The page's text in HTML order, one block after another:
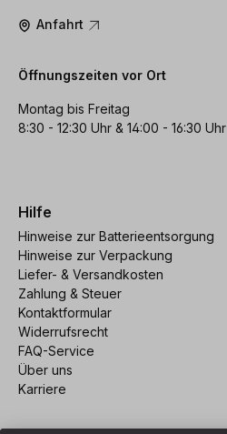
Anfahrt
Öffnungszeiten vor Ort
Montag bis Freitag
8:30 - 12:30 Uhr & 14:00 - 16:30 Uhr
Hilfe
Hinweise zur Batterieentsorgung
Hinweise zur Verpackung
Liefer- & Versandkosten
Zahlung & Steuer
Kontaktformular
Widerrufsrecht
FAQ-Service
Über uns
Karriere